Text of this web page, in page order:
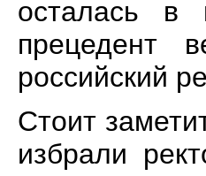
осталась в
прецедент
российский
Стоит
избрали